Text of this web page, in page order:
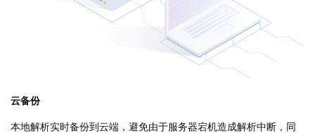
云备份
本地解析实时备份到云端，避免由于服务器宕机造成解析中断，同